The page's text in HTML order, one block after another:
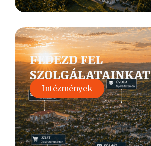
FEDEZD FEL
SZOLGÁLATAINKAT
Intézmények